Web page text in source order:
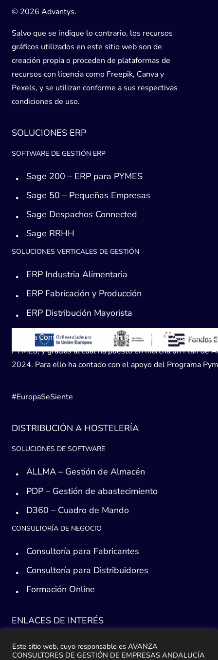
© 2026 Advantys.
Salvo que se indique lo contrario, los recursos
gráficos utilizados en este sitio web son de
creación propia o proceden de plataformas de
recursos con licencia como Freepik, Canva y
Pexels, y se utilizan conforme a sus respectivas
condiciones de uso.
SOLUCIONES ERP
SOFTWARE DE GESTIÓN ERP
Sage 200 – ERP para PYMES
Sage 50 – Pequeñas Empresas
Sage Despachos Connected
Sage RRHH
SOLUCIONES VERTICALES DE GESTIÓN
ERP Industria Alimentaria
ERP Fabricación y Producción
ERP Distribución Mayorista
Avanza Consultores de Gestión de Empresas Andaucía,
PYMES, y gracias al cual ha puesto en marcha un Plan
2024. Para ello ha contado con el apoyo del Programa
#EuropaSeSiente
DISTRIBUCIÓN A HOSTELERÍA
SOLUCIONES DE SOFTWARE
ALLMA – Gestión de Almacén
PDP – Gestión de abastecimiento
D360 – Cuadro de Mando
CONSULTORÍA DE NEGOCIO
Consultoría para Fabricantes
Consultoría para Distribuidores
Formación Online
ENLACES DE INTERÉS
Consultoría ERP Sage
Este sitio web, cuyo responsable es AVANZA
CONSULTORES DE GESTIÓN DE EMPRESAS ANDALUCÍA